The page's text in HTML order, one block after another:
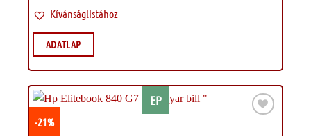
Kívánságlistához
ADATLAP
EP
-21%